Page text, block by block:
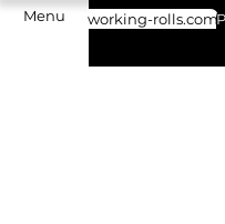
Menu working-rolls.com